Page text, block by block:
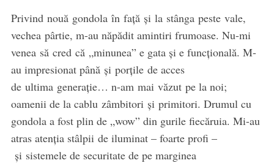
Privind nouă gondola în față și la stânga peste vale,
vechea pârtie, m-au năpădit amintiri frumoase. Nu-mi
venea să cred că „minunea” e gata și e funcțională. M-
au impresionat până și porțile de acces
de ultima generație… n-am mai văzut pe la noi;
oamenii de la cablu zâmbitori și primitori. Drumul cu
gondola a fost plin de „wow” din gurile fiecăruia. Mi-au
atras atenția stâlpii de iluminat – foarte profi –
și sistemele de securitate de pe marginea